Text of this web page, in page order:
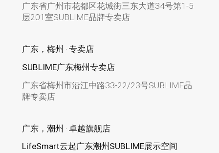
广东省广州市花都区花城街三东大道34号第1-5
层201室SUBLIME品牌专卖店
广东，梅州 · 专卖店
SUBLIME广东梅州专卖店
广东省梅州市沿江中路33-22/23号SUBLIME品
牌专卖店
广东，潮州 · 卓越旗舰店
LifeSmart云起广东潮州SUBLIME展示空间